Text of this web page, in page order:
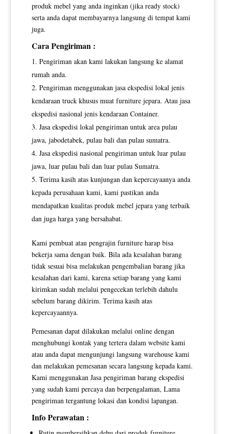
produk mebel yang anda inginkan (jika ready stock)
serta anda dapat membayarnya langsung di tempat kami
juga.
Cara Pengiriman :
Pengiriman akan kami lakukan langsung ke alamat
rumah anda.
Pengiriman menggunakan jasa ekspedisi lokal jenis
kendaraan truck khusus muat furniture jepara. Atau jasa
ekspedisi nasional jenis kendaraan Container.
Jasa ekspedisi lokal pengiriman untuk area pulau
jawa, jabodetabek, pulau bali dan pulau sumatra.
Jasa ekspedisi nasional pengiriman untuk luar pulau
jawa, luar pulau bali dan luar pulau Sumatra.
Terima kasih atas kunjungan dan kepercayaanya anda
kepada perusahaan kami, kami pastikan anda
mendapatkan kualitas produk mebel jepara yang terbaik
dan juga harga yang bersahabat.
Kami pembuat atau pengrajin furniture harap bisa
bekerja sama dengan baik. Bila ada kesalahan barang
tidak sesuai bisa melakukan pengembalian barang jika
kesalahan dari kami, karena setiap barang yang kami
kirimkan sudah melalui pengecekan terlebih dahulu
sebelum barang dikirim. Terima kasih atas
kepercayaannya.
Pemesanan dapat dilakukan melalui online dengan
menghubungi kontak yang tertera dalam website kami
atau anda dapat mengunjungi langsung warehouse kami
dan melakukan pemesanan secara langsung kepada kami.
Kami menggunakan Jasa pengiriman barang ekspedisi
yang sudah kami percaya dan berpengalaman, Lama
pengiriman tergantung lokasi dan kondisi lapangan.
Info Perawatan :